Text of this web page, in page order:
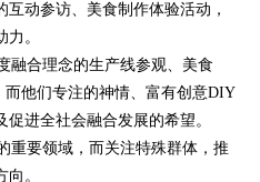
动参访、美食制作体验活动，
。
合理念的生产线参观、美食
他们专注的神情、富有创意DIY
进全社会融合发展的希望。
要领域，而关注特殊群体，推
。